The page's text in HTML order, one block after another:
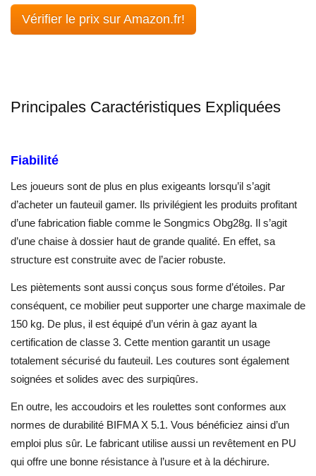
Vérifier le prix sur Amazon.fr!
Principales Caractéristiques Expliquées
Fiabilité
Les joueurs sont de plus en plus exigeants lorsqu’il s’agit
d’acheter un fauteuil gamer. Ils privilégient les produits profitant
d’une fabrication fiable comme le Songmics Obg28g. Il s’agit
d’une chaise à dossier haut de grande qualité. En effet, sa
structure est construite avec de l’acier robuste.
Les piètements sont aussi conçus sous forme d’étoiles. Par
conséquent, ce mobilier peut supporter une charge maximale de
150 kg. De plus, il est équipé d’un vérin à gaz ayant la
certification de classe 3. Cette mention garantit un usage
totalement sécurisé du fauteuil. Les coutures sont également
soignées et solides avec des surpiqûres.
En outre, les accoudoirs et les roulettes sont conformes aux
normes de durabilité BIFMA X 5.1. Vous bénéficiez ainsi d’un
emploi plus sûr. Le fabricant utilise aussi un revêtement en PU
qui offre une bonne résistance à l’usure et à la déchirure.